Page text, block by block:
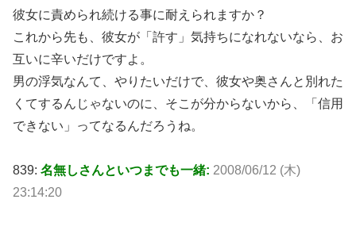
彼女に責められ続ける事に耐えられますか？
これから先も、彼女が「許す」気持ちになれないなら、お
互いに辛いだけですよ。
男の浮気なんて、やりたいだけで、彼女や奥さんと別れた
くてするんじゃないのに、そこが分からないから、「信用
できない」ってなるんだろうね。
839: 名無しさんといつまでも一緒: 2008/06/12 (木)
23:14:20